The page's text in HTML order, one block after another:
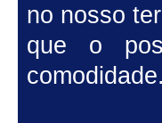
no nosso
que o
comodidade.